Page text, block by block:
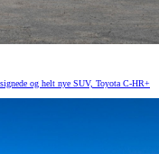
og helt nye SUV, Toyota C-HR+